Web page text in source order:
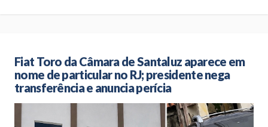
Fiat Toro da Câmara de Santaluz aparece em
nome de particular no RJ; presidente nega
transferência e anuncia perícia